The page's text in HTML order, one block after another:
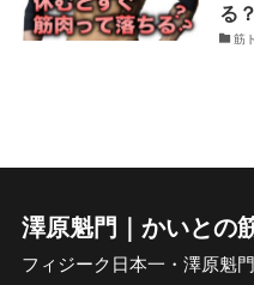
る
筋
澤原魁門｜かいとの
フィジーク日本一・澤原魁